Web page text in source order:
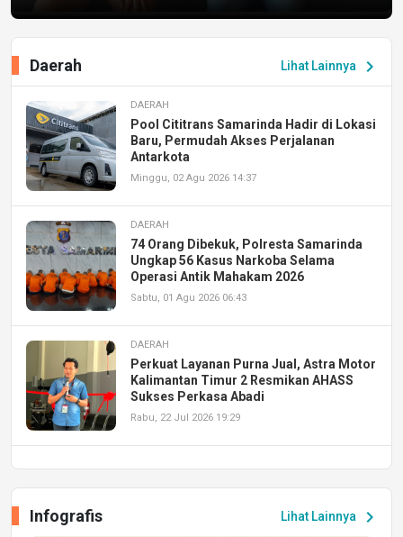
Lihat Lainnya chevron_right
Daerah
DAERAH
Pool Cititrans Samarinda Hadir di Lokasi
Baru, Permudah Akses Perjalanan
Antarkota
Minggu, 02 Agu 2026 14:37
DAERAH
74 Orang Dibekuk, Polresta Samarinda
Ungkap 56 Kasus Narkoba Selama
Operasi Antik Mahakam 2026
Sabtu, 01 Agu 2026 06:43
DAERAH
Perkuat Layanan Purna Jual, Astra Motor
Kalimantan Timur 2 Resmikan AHASS
Sukses Perkasa Abadi
Rabu, 22 Jul 2026 19:29
Peluang Kerja dan MagangLihat Lainnya chevron_right
Infografis